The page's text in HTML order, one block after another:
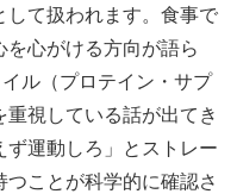
して扱われます。食事で
心がける方向が語ら
ル（プロテイン・サプ
視している話が出てき
ず運動しろ」とストレー
つことが科学的に確認さ